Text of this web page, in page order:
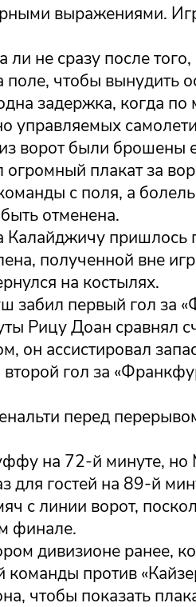
выражениями.
не сразу после
чтобы вынудить
задержка, когда по
управляемых
ворот были брошены
плакат за
с поля, а
отменена.
пришлось
полученной вне
на костылях.
забил первый гол за
Рицу Доан сравнял
он ассистировал
гол за
перед
на 72-й минуте, но
для гостей на 89-й
с линии ворот,
финале.
дивизионе ранее,
против
чтобы показать